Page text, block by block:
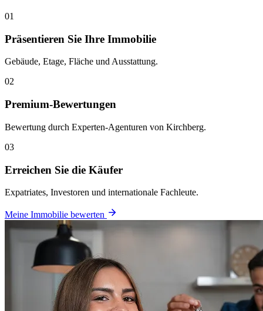
01
Präsentieren Sie Ihre Immobilie
Gebäude, Etage, Fläche und Ausstattung.
02
Premium-Bewertungen
Bewertung durch Experten-Agenturen von Kirchberg.
03
Erreichen Sie die Käufer
Expatriates, Investoren und internationale Fachleute.
Meine Immobilie bewerten